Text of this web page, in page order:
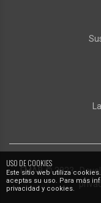
USO DE COOKIES
Este sitio web utiliza
aceptas su uso. Para más
privacidad y cookies.
FMAB© 2023·